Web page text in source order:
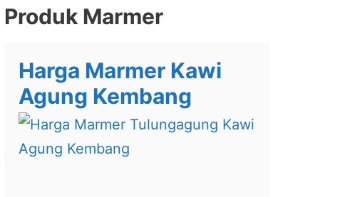
Produk Marmer
Harga Marmer Kawi
Agung Kembang